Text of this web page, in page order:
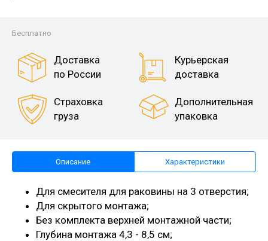
Бесплатно
Доставка
по России
Курьерская
доставка
Страховка
груза
Дополнительная
упаковка
Описание Характеристики
Для смесителя для раковины на 3 отверстия;
Для скрытого монтажа;
Без комплекта верхней монтажной части;
Глубина монтажа 4,3 - 8,5 см;